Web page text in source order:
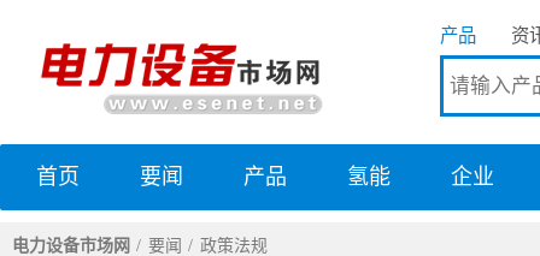
产品 资
首页 要闻 产品 氢能 企业
电力设备市场网 要闻 政策法规